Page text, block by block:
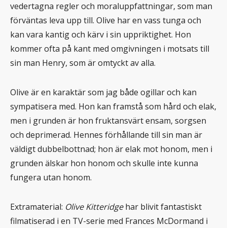
vedertagna regler och moraluppfattningar, som man
förväntas leva upp till. Olive har en vass tunga och
kan vara kantig och kärv i sin uppriktighet. Hon
kommer ofta på kant med omgivningen i motsats till
sin man Henry, som är omtyckt av alla.
Olive är en karaktär som jag både ogillar och kan
sympatisera med. Hon kan framstå som hård och elak,
men i grunden är hon fruktansvärt ensam, sorgsen
och deprimerad. Hennes förhållande till sin man är
väldigt dubbelbottnad; hon är elak mot honom, men i
grunden älskar hon honom och skulle inte kunna
fungera utan honom.
Extramaterial: Olive Kitteridgehar blivit fantastiskt
filmatiserad i en TV-serie med Frances McDormand i